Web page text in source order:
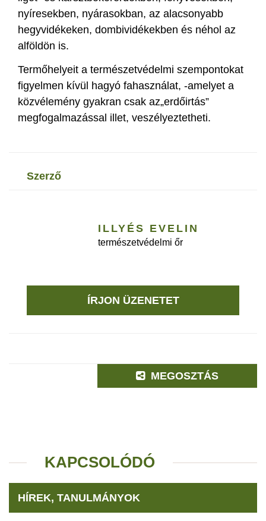
nyíresekben, nyárasokban, az alacsonyabb
hegyvidékeken, dombividékekben és néhol az
alföldön is.
Termőhelyeit a természetvédelmi szempontokat
figyelmen kívül hagyó fahasználat, -amelyet a
közvélemény gyakran csak az„erdőirtás”
megfogalmazással illet, veszélyeztetheti.
szerző
ILLYÉS EVELIN
természetvédelmi őr
ÍRJON ÜZENETET
MEGOSZTÁS
KAPCSOLÓDÓ
HÍREK, TANULMÁNYOK